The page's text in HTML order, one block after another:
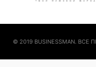
© 2019 BUSINESSMAN.